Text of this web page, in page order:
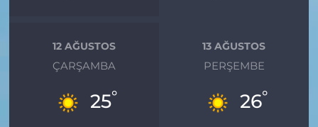
12 AĞUSTOS
ÇARŞAMBA
25°
13 AĞUSTOS
PERŞEMBE
26°